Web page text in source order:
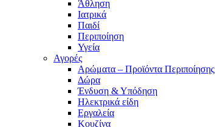
Άθληση
Ιατρικά
Παιδί
Περιποίηση
Υγεία
Αγορές
Αρώματα – Προϊόντα Περιποίησης
Δώρα
Ένδυση & Υπόδηση
Ηλεκτρικά είδη
Εργαλεία
Κουζίνα